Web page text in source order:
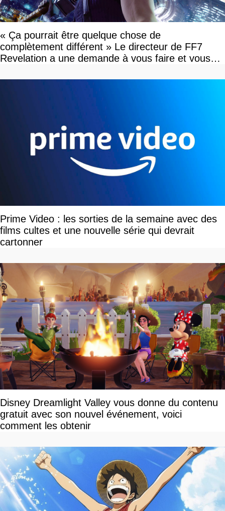
« Ça pourrait être quelque chose de
complètement différent » Le directeur de FF7
Revelation a une demande à vous faire et vous
Prime Video : les sorties de la semaine avec des
films cultes et une nouvelle série qui devrait
cartonner
Disney Dreamlight Valley vous donne du contenu
gratuit avec son nouvel événement, voici
comment les obtenir